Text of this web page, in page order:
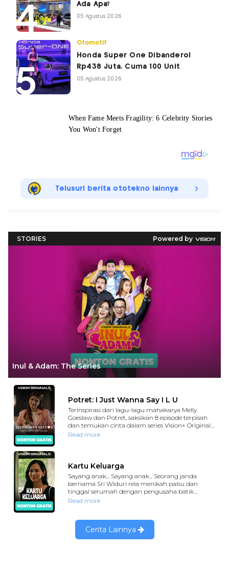
Ada Apa?
05 Agustus 2026
Otomotif
Honda Super One Dibanderol
Rp438 Juta, Cuma 100 Unit
05 Agustus 2026
Telusuri berita ototekno lainnya